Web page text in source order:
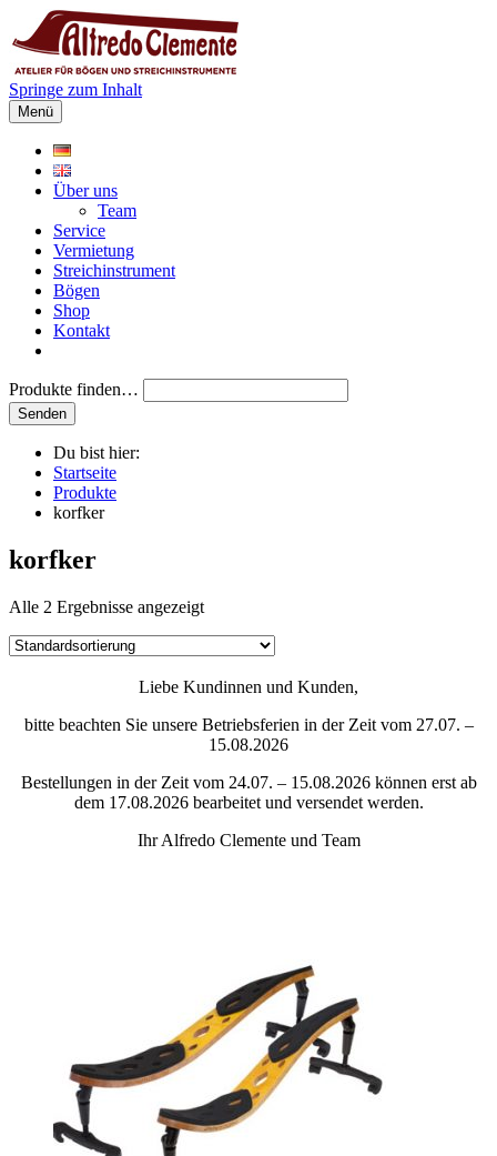
Springe zum Inhalt
Menü
Über uns
Team
Service
Vermietung
Streichinstrument
Bögen
Shop
Kontakt
Produkte finden…
Du bist hier:
Startseite
Produkte
korfker
korfker
Alle 2 Ergebnisse angezeigt
Liebe Kundinnen und Kunden,
bitte beachten Sie unsere Betriebsferien in der Zeit vom 27.07. –
15.08.2026
Bestellungen in der Zeit vom 24.07. – 15.08.2026 können erst ab
dem 17.08.2026 bearbeitet und versendet werden.
Ihr Alfredo Clemente und Team